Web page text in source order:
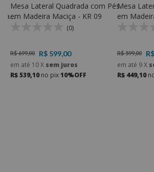
Mesa Lateral Quadrada com Pés
em Madeira Maciça - KR 09
(0)
R$ 699,00
R$ 599,00
em até 10X sem juros
R$ 539,10no pix10%OFF
Mesa
em
R$ 599,00
em até 9X
R$ 449,10